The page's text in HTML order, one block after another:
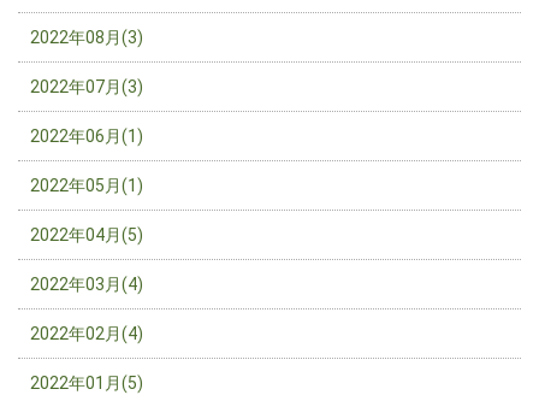
2022年08月(3)
2022年07月(3)
2022年06月(1)
2022年05月(1)
2022年04月(5)
2022年03月(4)
2022年02月(4)
2022年01月(5)